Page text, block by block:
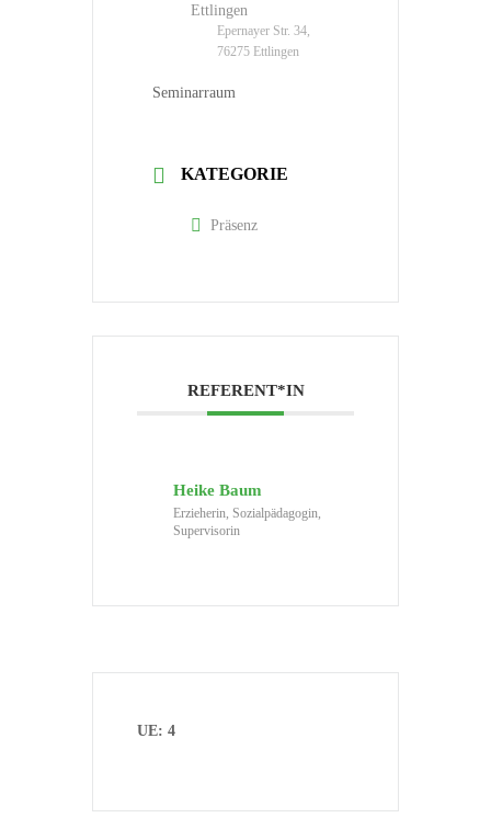
Ettlingen
Epernayer Str. 34,
76275 Ettlingen
Seminarraum
KATEGORIE
Präsenz
REFERENT*IN
Heike Baum
Erzieherin, Sozialpädagogin,
Supervisorin
UE: 4